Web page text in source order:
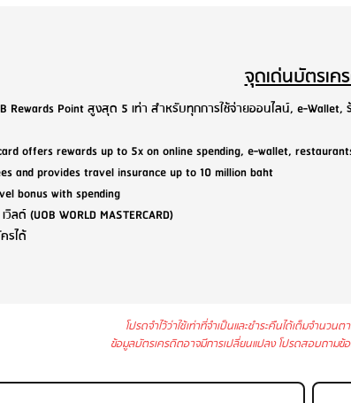
จุดเด่นบัตรเค
Rewards Point สูงสุด 5 เท่า สำหรับทุกการใช้จ่ายออนไลน์, e-
offers rewards up to 5x on online spending, e-wallet,
and provides travel insurance up to 10 million baht
bonus with spending
ด์ (UOB WORLD MASTERCARD)
รได้
โปรดจำไว้ว่าใช้เท่าที่จำเป็นและชำระคืนได้เต็มจำนวน
ข้อมูลบัตรเครดิตอาจมีการเปลี่ยนแปลง โปรดสอบถาม